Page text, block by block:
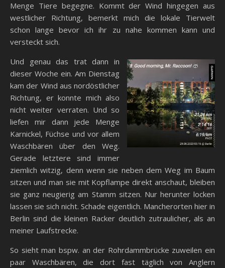
Menge Tiere begegne. Kommt der Wind hingegen aus
westlicher Richtung, bemerkt mich die lokale Tierwelt
schon lange bevor ich ihr zu nahe kommen kann und
versteckt sich.
Und genau das trat dann in
dieser Woche ein. Am Dienstag
kam der Wind aus nordöstlicher
Richtung, er konnte mich also
nicht weiter verraten. Und so
liefen mir dann jede Menge
Karnickel, Füchse und vor allem
Waschbären über den Weg.
Gerade letztere sind immer
ziemlich witzig, denn wenn sie neben dem Weg im Baum
sitzen und man sie mit Kopflampe direkt anschaut, bleiben
sie ganz neugierig am Stamm sitzen. Nur herunter locken
lassen sie sich nicht. Schade eigentlich. Mancherorten hier in
Berlin sind die kleinen Racker deutlich zutraulicher, als an
meiner Laufstrecke.
So sieht man bspw. an der Rohrdammbrücke zuweilen ein
paar Waschbären, die dort fast täglich von Anglern